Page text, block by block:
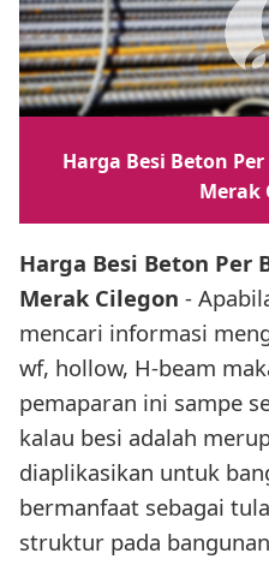
Harga Besi Beton
Merak
Harga Besi Beton Per
Merak Cilegon -
mencari informasi
wf, hollow, H-beam
pemaparan ini sampe
kalau besi adalah
diaplikasikan untuk
bermanfaat sebagai
struktur pada